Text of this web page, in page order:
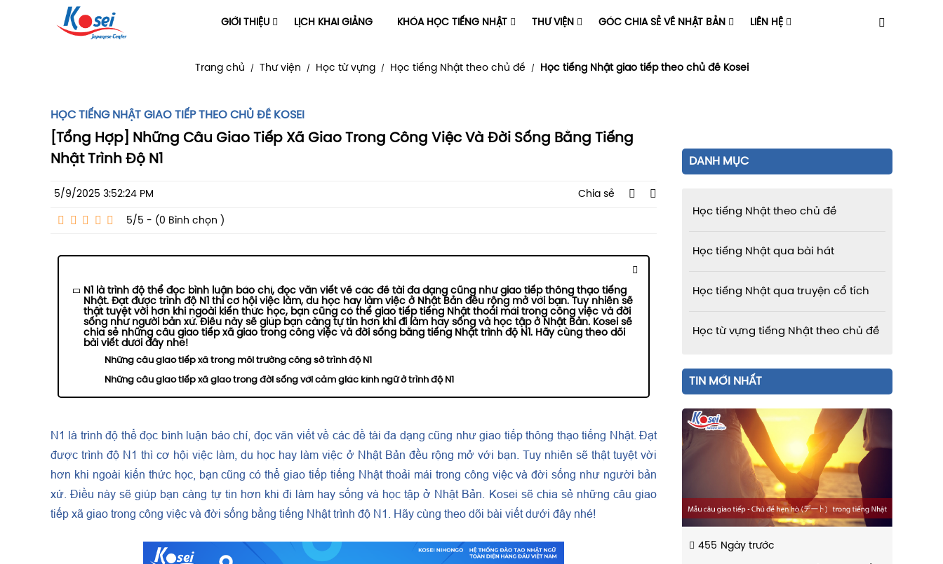
GIỚI THIỆU LỊCH KHAI GIẢNG KHÓA HỌC TIẾNG NHẬT THƯ VIỆN GÓC CHIA SẺ VỀ NHẬT BẢN LIÊN HỆ
Trang chủ / Thư viện / Học từ vựng / Học tiếng Nhật theo chủ đề / Học tiếng Nhật giao tiếp theo chủ đề Kosei
HỌC TIẾNG NHẬT GIAO TIẾP THEO CHỦ ĐỀ KOSEI
[Tổng Hợp] Những Câu Giao Tiếp Xã Giao Trong Công Việc Và Đời Sống Bằng Tiếng
Nhật Trình Độ N1
5/9/2025 3:52:24 PM Chia sẻ
5/5 - (0 Bình chọn )
N1 là trình độ thể đọc bình luận báo chí, đọc văn viết về các đề tài đa dạng cũng như giao tiếp thông thạo tiếng
Nhật. Đạt được trình độ N1 thì cơ hội việc làm, du học hay làm việc ở Nhật Bản đều rộng mở với bạn. Tuy nhiên sẽ
thật tuyệt vời hơn khi ngoài kiến thức học, bạn cũng có thể giao tiếp tiếng Nhật thoải mái trong công việc và đời
sống như người bản xứ. Điều này sẽ giúp bạn càng tự tin hơn khi đi làm hay sống và học tập ở Nhật Bản. Kosei sẽ
chia sẻ những câu giao tiếp xã giao trong công việc và đời sống bằng tiếng Nhật trình độ N1. Hãy cùng theo dõi
bài viết dưới đây nhé!
Những câu giao tiếp xã trong môi trường công sở trình độ N1
Những câu giao tiếp xã giao trong đời sống với cảm giác kính ngữ ở trình độ N1
N1 là trình độ thể đọc bình luận báo chí, đọc văn viết về các đề tài đa dạng cũng như giao tiếp thông thạo tiếng Nhật. Đạt
được trình độ N1 thì cơ hội việc làm, du học hay làm việc ở Nhật Bản đều rộng mở với bạn. Tuy nhiên sẽ thật tuyệt vời
hơn khi ngoài kiến thức học, bạn cũng có thể giao tiếp tiếng Nhật thoải mái trong công việc và đời sống như người bản
xứ. Điều này sẽ giúp bạn càng tự tin hơn khi đi làm hay sống và học tập ở Nhật Bản. Kosei sẽ chia sẻ những câu giao
tiếp xã giao trong công việc và đời sống bằng tiếng Nhật trình độ N1. Hãy cùng theo dõi bài viết dưới đây nhé!
DANH MỤC
Học tiếng Nhật theo chủ đề
Học tiếng Nhật qua bài hát
Học tiếng Nhật qua truyện cổ tích
Học từ vựng tiếng Nhật theo chủ đề
TIN MỚI NHẤT
455 Ngày trước